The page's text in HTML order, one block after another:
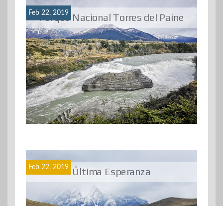
Parque Nacional Torres del Paine
Feb 22, 2019
Última Esperanza
Feb 22, 2019